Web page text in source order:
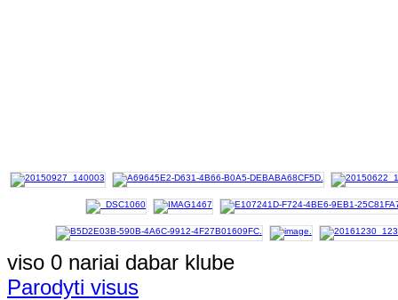
viso 0 nariai dabar klube
Parodyti visus